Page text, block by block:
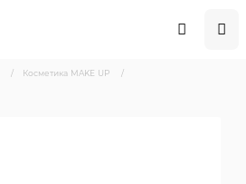
/ Косметика MAKE UP
/